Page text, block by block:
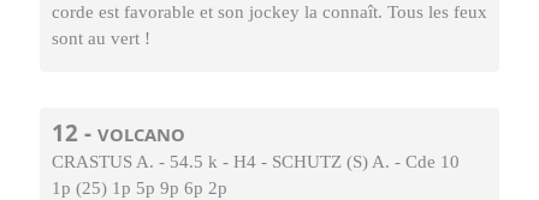
corde est favorable et son jockey la connaît. Tous les feux
sont au vert !
12 - VOLCANO
CRASTUS A. - 54.5 k - H4 - SCHUTZ (S) A. - Cde 10
1p (25) 1p 5p 9p 6p 2p